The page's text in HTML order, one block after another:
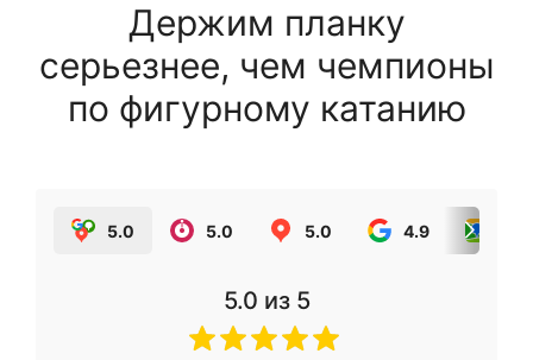
Держим планку
серьезнее, чем чемпионы
по фигурному катанию
5.0 5.0 5.0 4.9
5.0 из 5